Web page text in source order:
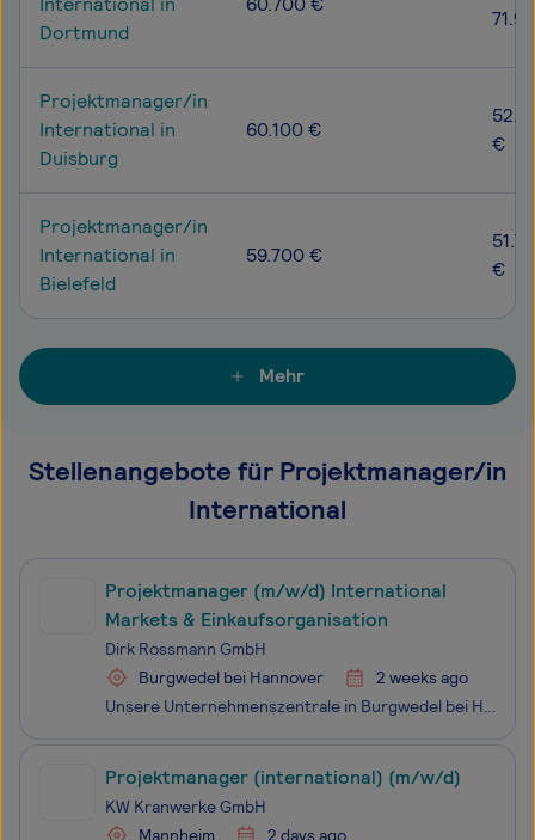
Dortmund
Projektmanager/in
International in
Duisburg
60.100 €
€
Projektmanager/in
International in
Bielefeld
59.700 €
€
Mehr
Stellenangebote für Projektmanager/in
International
Projektmanager (m/w/d) International
Markets & Einkaufsorganisation
Dirk Rossmann GmbH
Burgwedel bei Hannover
2 weeks ago
Unsere Unternehmenszentrale in Burgwedel bei Hannover – hier arbeiten rund 3.000 Mitarbeitende mit vollem Einsatz daran, die Zukunft von ROSSMANN zu gestalten. In unserem Team aus den Bereichen International Markets und Einkaufsorganisation bündeln wir zentrale Z
Projektmanager (international) (m/w/d)
KW Kranwerke GmbH
Mannheim
2 days ago